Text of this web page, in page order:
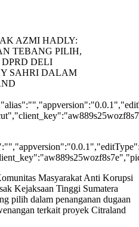
Masyarakat Anti Korupsi
Kejaksaan Tinggi Sumatera
pilih dalam penanganan dugaan
terkait proyek Citraland